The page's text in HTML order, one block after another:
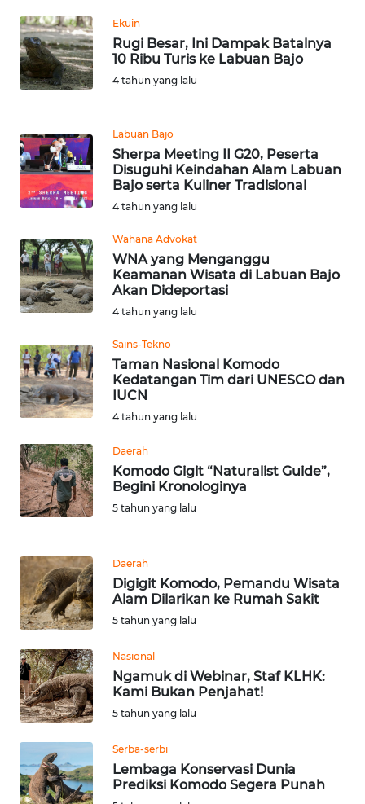
Ekuin
Rugi Besar, Ini Dampak Batalnya
10 Ribu Turis ke Labuan Bajo
4 tahun yang lalu
Labuan Bajo
Sherpa Meeting II G20, Peserta
Disuguhi Keindahan Alam Labuan
Bajo serta Kuliner Tradisional
4 tahun yang lalu
Wahana Advokat
WNA yang Menganggu
Keamanan Wisata di Labuan Bajo
Akan Dideportasi
4 tahun yang lalu
Sains-Tekno
Taman Nasional Komodo
Kedatangan Tim dari UNESCO dan
IUCN
4 tahun yang lalu
Daerah
Komodo Gigit “Naturalist Guide”,
Begini Kronologinya
5 tahun yang lalu
Daerah
Digigit Komodo, Pemandu Wisata
Alam Dilarikan ke Rumah Sakit
5 tahun yang lalu
Nasional
Ngamuk di Webinar, Staf KLHK:
Kami Bukan Penjahat!
5 tahun yang lalu
Serba-serbi
Lembaga Konservasi Dunia
Prediksi Komodo Segera Punah
WN
JAKARTA
WN
BANTEN
NTT
WN
KEPRI
WN
PAPUA
WN
BARAT
WN
RIAU
SERAMBI
WN
JAMBI
WN
SULTRA
WN